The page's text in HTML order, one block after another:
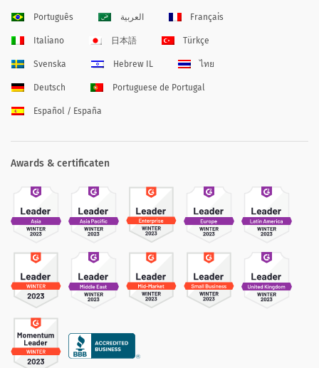
Português العربية Français
Italiano 日本語 Türkçe
Svenska Hebrew IL ไทย
Deutsch Portuguese de Portugal
Español / España
Awards & certificaten